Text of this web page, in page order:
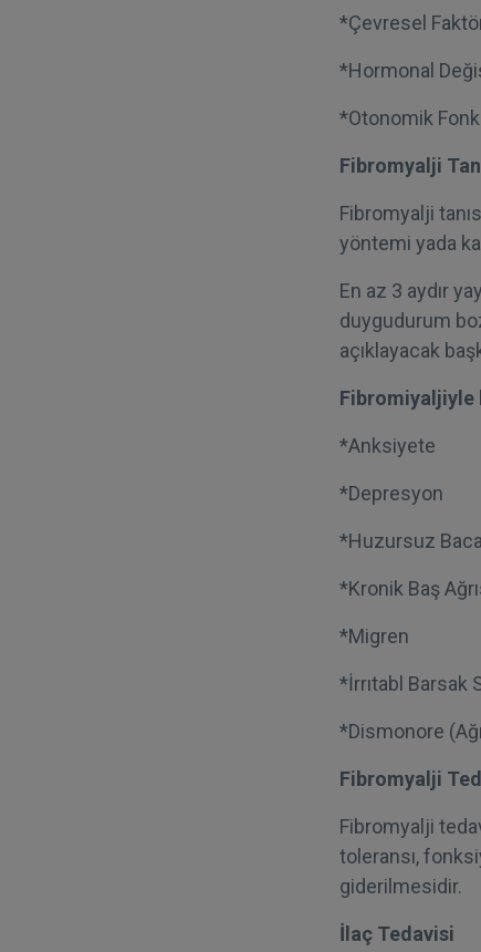
*Çevresel
*Hormonal
*Otonomik
Fibromyalji
Fibromyalji
yöntemi yada
En az 3 aydır
duygudurum
açıklayacak
Fibromiyaljiyle
*Anksiyete
*Depresyon
*Huzursuz
*Kronik Baş
*Migren
*İrrıtabl Barsak
*Dismonore
Fibromyalji
Fibromyalji
toleransı,
giderilmesidir.
İlaç Tedavisi